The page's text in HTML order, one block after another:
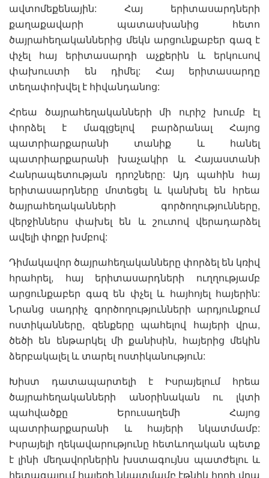
ավտոմեքենային: Հայ երիտասարդների
քաղաքավարի պատասխանից հետո
ծայրահեղականներից մեկն արցունքաբեր գազ է
փչել հայ երիտասարդի աչքերին և երկուսով
փախուստի են դիմել: Հայ երիտասարդը
տեղափոխվել է հիվանդանոց:
Հրեա ծայրահեղականների մի ուրիշ խումբ էլ
փորձել է մագլցելով բարձրանալ Հայոց
պատրիարքարանի տանիք և հանել
պատրիարքարանի խաչակիր և Հայաստանի
Հանրապետության դրոշները: Այդ պահին հայ
երիտասարդները մոտեցել և կանխել են հրեա
ծայրահեղականների գործողությունները,
վերջիններս փախել են և շուտով վերադարձել
ավելի փոքր խմբով:
Դիմակավոր ծայրահեղականները փորձել են կռիվ
հրահրել, հայ երիտասարդների ուղղությամբ
արցունքաբեր գազ են փչել և հայհոյել հայերին:
Նրանց սադրիչ գործողությունների արդյունքում
ոստիկանները, զենքերը պահելով հայերի վրա,
ծեծի են ենթարկել մի քանիսին, հայերից մեկին
ձերբակալել և տարել ոստիկանություն:
Խիստ դատապարտելի է Իսրայելում հրեա
ծայրահեղականների անօրինական ու լկտի
պահվածքը Երուսաղեմի Հայոց
պատրիարքարանի և հայերի նկատմամբ:
Իսրայելի ղեկավարությունը հետևողական պետք
է լինի մեղավորներին խստագույնս պատժելու և
հետագայում հայերի նկատմամբ էթնիկ հողի վրա